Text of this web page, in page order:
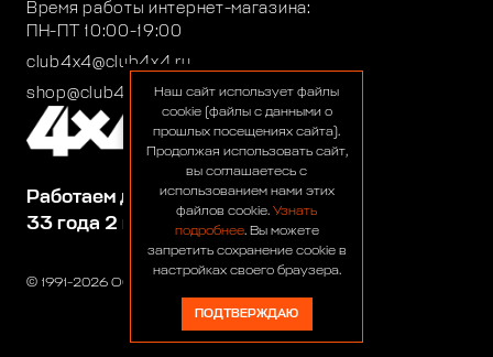
© 1991-2026 ООО «Сервис 4х4»
Работаем для вас:
33 года 2 месяца 25 дней
Время работы интернет-магазина:
ПН-ПТ 10:00-19:00
club4x4@club4x4.ru
shop@club4x4.ruНаш сайт использует файлы
cookie (файлы с данными о
прошлых посещениях сайта).
Продолжая использовать сайт,
вы соглашаетесь с
использованием нами этих
файлов cookie. Узнать
подробнее. Вы можете
запретить сохранение cookie в
настройках своего браузера.
ПОДТВЕРЖДАЮ